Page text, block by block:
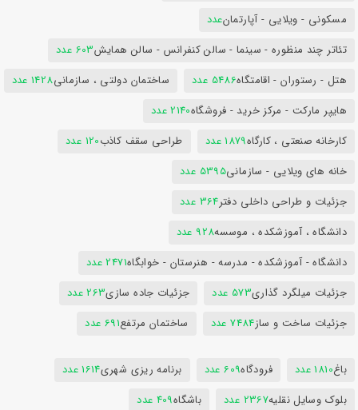
مسکونی - ویلایی - آپارتمانعدد
تئاتر چند منظوره - سینما - سالن کنفرانس - سالن همایش603 عدد
هتل - رستوران - اقامتگاه5486 عدد ساختمان دولتی ، سازمانی1428 عدد
هایپر مارکت - مرکز خرید - فروشگاه2140 عدد
کارخانه صنعتی ، کارگاه1879 عدد طراحی سقف کاذب120 عدد
خانه های ویلایی - سازمانی5395 عدد
جزئیات و طراحی داخلی دفتر364 عدد
دانشگاه ، آموزشکده ، موسسه928 عدد
دانشگاه - آموزشکده - مدرسه - هنرستان - خوابگاه2471 عدد
جزئیات میلگرد گذاری573 عدد جزئیات جاده سازی263 عدد
جزئیات ساخت و ساز7484 عدد ساختمان مرتفع691 عدد
باغ1810 عدد فرودگاه609 عدد برنامه ریزی شهری1614 عدد
بلوک وسایل نقلیه2367 عدد باشگاه409 عدد